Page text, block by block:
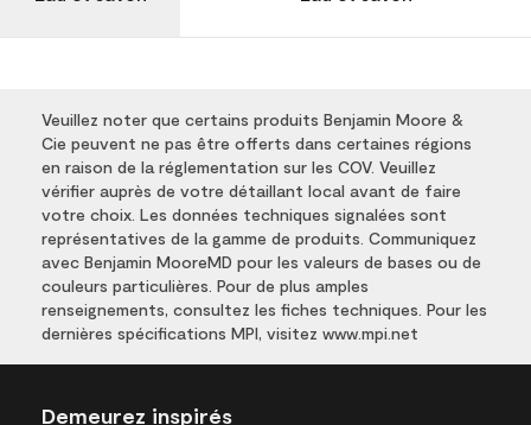
Veuillez noter que certains produits Benjamin Moore &
Cie peuvent ne pas être offerts dans certaines régions
en raison de la réglementation sur les COV. Veuillez
vérifier auprès de votre détaillant local avant de faire
votre choix. Les données techniques signalées sont
représentatives de la gamme de produits. Communiquez
avec Benjamin MooreMD pour les valeurs de bases ou de
couleurs particulières. Pour de plus amples
renseignements, consultez les fiches techniques. Pour les
dernières spécifications MPI, visitez www.mpi.net
Demeurez inspirés